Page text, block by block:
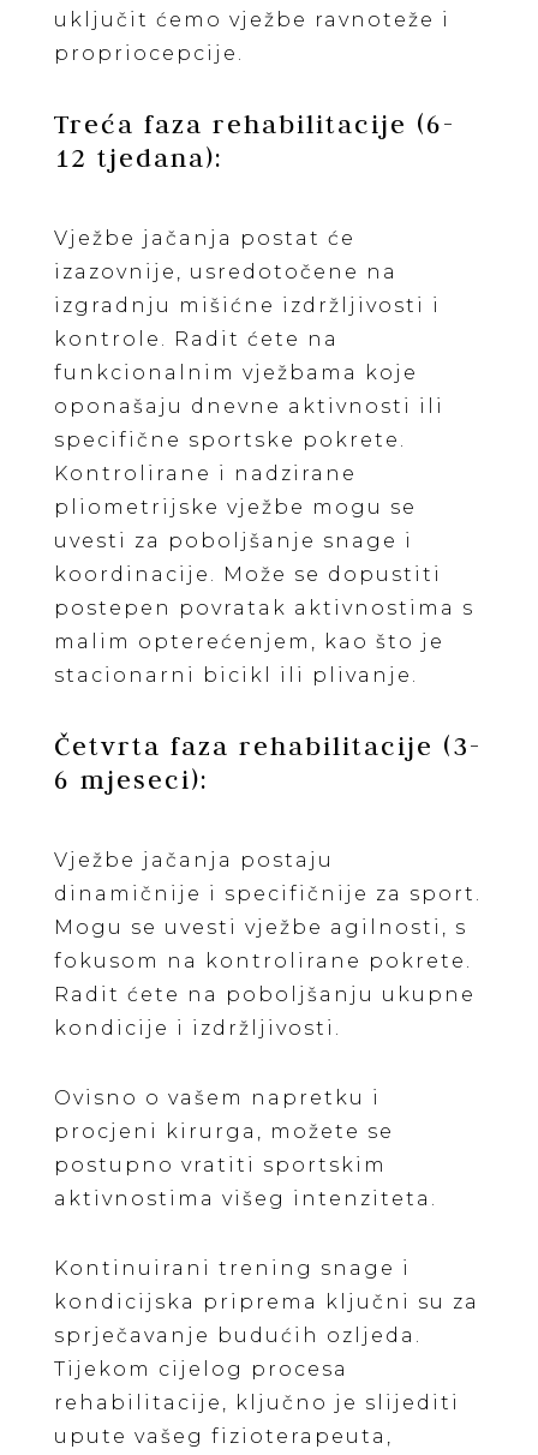
uključit ćemo vježbe ravnoteže i
propriocepcije.
Treća faza rehabilitacije (6-
12 tjedana):
Vježbe jačanja postat će
izazovnije, usredotočene na
izgradnju mišićne izdržljivosti i
kontrole. Radit ćete na
funkcionalnim vježbama koje
oponašaju dnevne aktivnosti ili
specifične sportske pokrete.
Kontrolirane i nadzirane
pliometrijske vježbe mogu se
uvesti za poboljšanje snage i
koordinacije. Može se dopustiti
postepen povratak aktivnostima s
malim opterećenjem, kao što je
stacionarni bicikl ili plivanje.
Četvrta faza rehabilitacije (3-
6 mjeseci):
Vježbe jačanja postaju
dinamičnije i specifičnije za sport.
Mogu se uvesti vježbe agilnosti, s
fokusom na kontrolirane pokrete.
Radit ćete na poboljšanju ukupne
kondicije i izdržljivosti.
Ovisno o vašem napretku i
procjeni kirurga, možete se
postupno vratiti sportskim
aktivnostima višeg intenziteta.
Kontinuirani trening snage i
kondicijska priprema ključni su za
sprječavanje budućih ozljeda.
Tijekom cijelog procesa
rehabilitacije, ključno je slijediti
upute vašeg fizioterapeuta,